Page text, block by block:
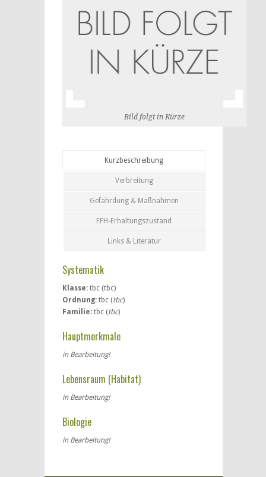
Bild folgt in Kürze
Kurzbeschreibung
Verbreitung
Gefährdung & Maßnahmen
FFH-Erhaltungszustand
Links & Literatur
Systematik
Klasse:tbc (tbc)
Ordnung:tbc (tbc)
Familie:tbc (tbc)
Hauptmerkmale
in Bearbeitung!
Lebensraum (Habitat)
in Bearbeitung!
Biologie
in Bearbeitung!